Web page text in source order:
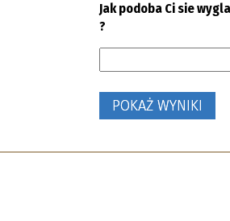
Jak podoba Ci sie
?